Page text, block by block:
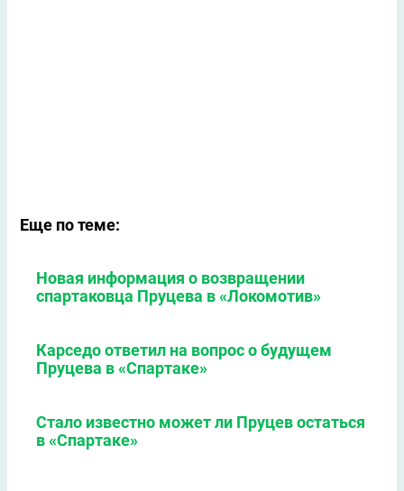
Еще по теме:
Новая информация о возвращении
спартаковца Пруцева в «Локомотив»
Карседо ответил на вопрос о будущем
Пруцева в «Спартаке»
Стало известно может ли Пруцев остаться
в «Спартаке»